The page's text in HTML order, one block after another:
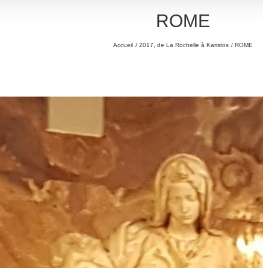
ROME
Accueil 2017, de La Rochelle à Karistos ROME